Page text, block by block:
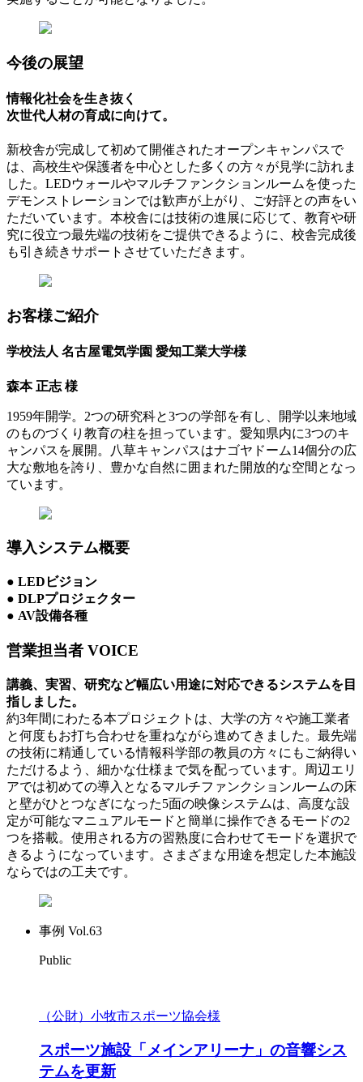
今後の展望
情報化社会を生き抜く
次世代人材の育成に向けて。
新校舎が完成して初めて開催されたオープンキャンパスで
は、高校生や保護者を中心とした多くの方々が見学に訪れま
した。LEDウォールやマルチファンクションルームを使った
デモンストレーションでは歓声が上がり、ご好評との声をい
ただいています。本校舎には技術の進展に応じて、教育や研
究に役立つ最先端の技術をご提供できるように、校舎完成後
も引き続きサポートさせていただきます。
お客様ご紹介
学校法人 名古屋電気学園 愛知工業大学様
森本 正志 様
1959年開学。2つの研究科と3つの学部を有し、開学以来地域
のものづくり教育の柱を担っています。愛知県内に3つのキ
ャンパスを展開。八草キャンパスはナゴヤドーム14個分の広
大な敷地を誇り、豊かな自然に囲まれた開放的な空間となっ
ています。
導入システム概要
● LEDビジョン
● DLPプロジェクター
● AV設備各種
営業担当者 VOICE
講義、実習、研究など幅広い用途に対応できるシステムを目
指しました。
約3年間にわたる本プロジェクトは、大学の方々や施工業者
と何度もお打ち合わせを重ねながら進めてきました。最先端
の技術に精通している情報科学部の教員の方々にもご納得い
ただけるよう、細かな仕様まで気を配っています。周辺エリ
アでは初めての導入となるマルチファンクションルームの床
と壁がひとつなぎになった5面の映像システムは、高度な設
定が可能なマニュアルモードと簡単に操作できるモードの2
つを搭載。使用される方の習熟度に合わせてモードを選択で
きるようになっています。さまざまな用途を想定した本施設
ならではの工夫です。
事例 Vol.63
Public
（公財）小牧市スポーツ協会様
スポーツ施設「メインアリーナ」の音響シス
テムを更新